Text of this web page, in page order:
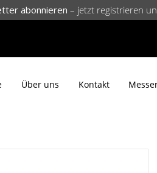
abonnieren – jetzt registrieren
Über uns Kontakt